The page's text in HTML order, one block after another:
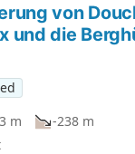
von
und die
m
-238 m